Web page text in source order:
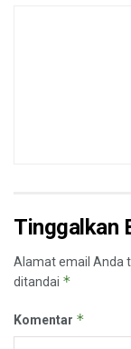
Tinggalkan
Alamat email Anda
ditandai *
Komentar *